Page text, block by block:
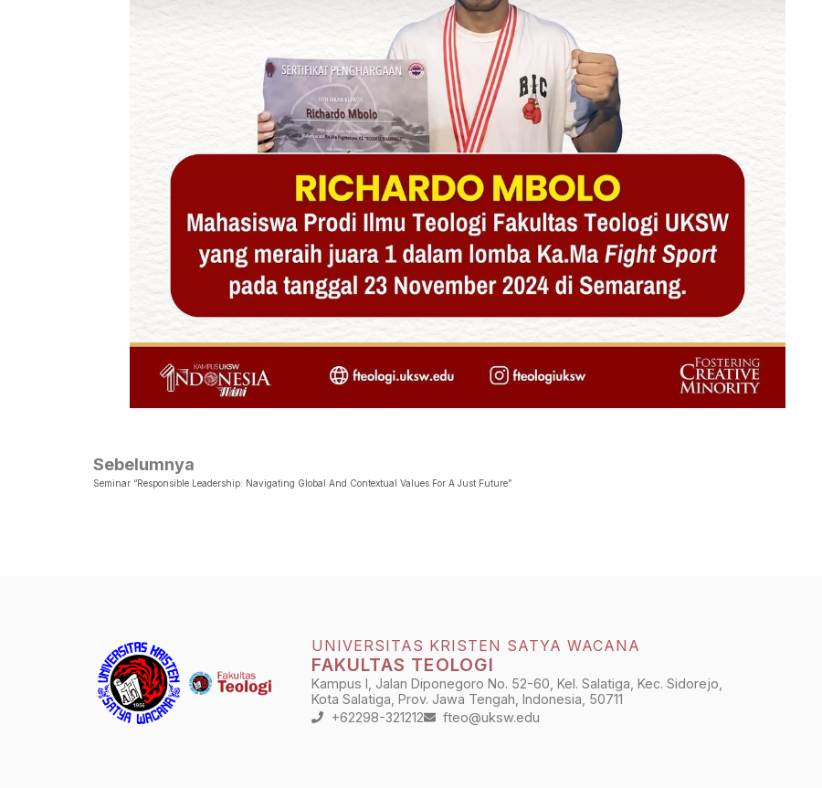
Sebelumnya
Seminar “Responsible Leadership: Navigating Global And Contextual Values For A Just Future”
UNIVERSITAS KRISTEN SATYA WACANA
FAKULTAS TEOLOGI
Kampus I, Jalan Diponegoro No. 52-60, Kel. Salatiga, Kec. Sidorejo,
Kota Salatiga, Prov. Jawa Tengah, Indonesia, 50711
+62298-321212
fteo@uksw.edu